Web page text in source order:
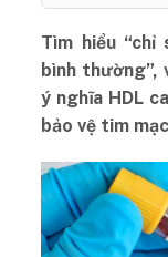
Tìm hiểu
bình thường”,
ý nghĩa HDL
bảo vệ tim